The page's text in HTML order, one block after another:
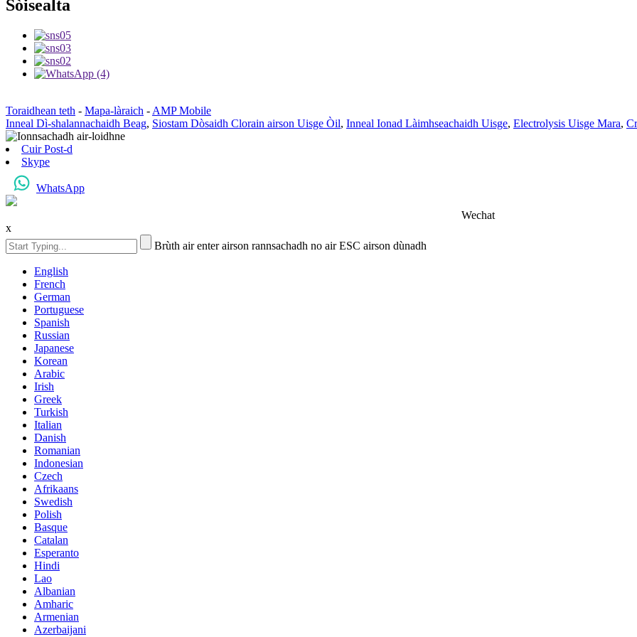
Sòisealta
Toraidhean teth - Mapa-làraich - AMP Mobile
Inneal Dì-shalannachaidh Beag, Siostam Dòsaidh Clorain airson Uisge Òil, Inneal Ionad Làimhseachaidh Uisge, Electrolysis Uisge Mara,
Cuir Post-d
Skype
WhatsApp
Wechat
x
Brùth air enter airson rannsachadh no air ESC airson dùnadh
English
French
German
Portuguese
Spanish
Russian
Japanese
Korean
Arabic
Irish
Greek
Turkish
Italian
Danish
Romanian
Indonesian
Czech
Afrikaans
Swedish
Polish
Basque
Catalan
Esperanto
Hindi
Lao
Albanian
Amharic
Armenian
Azerbaijani